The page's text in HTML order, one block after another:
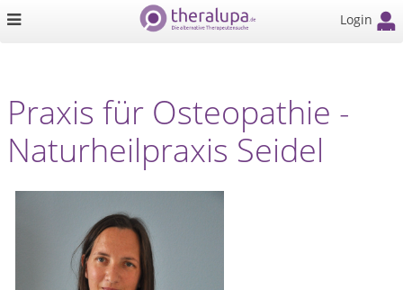
Login
Praxis für Osteopathie -
Naturheilpraxis Seidel